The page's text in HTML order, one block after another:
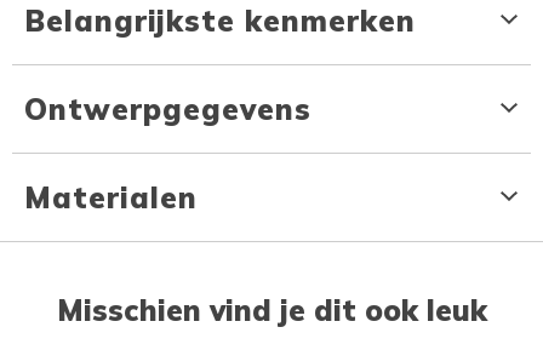
Belangrijkste kenmerken
Ontwerpgegevens
Materialen
Misschien vind je dit ook leuk